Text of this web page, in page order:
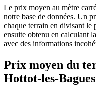
Le prix moyen au mètre
notre base de données. Un
chaque terrain en divisant
ensuite obtenu en calculant
avec des informations
Prix moyen du
Hottot-les-